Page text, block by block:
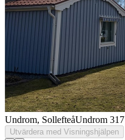
Undrom, SollefteåUndrom 317
Utvärdera med Visningshjälpen